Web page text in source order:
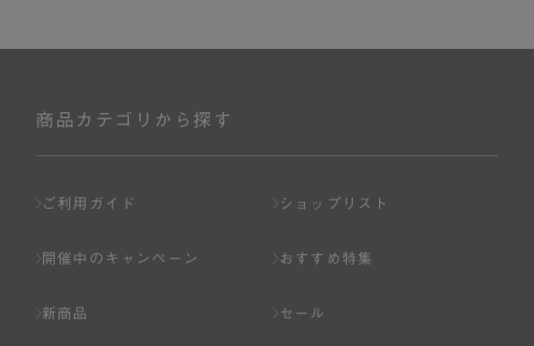
商品カテゴリから探す
ご利用ガイド ショップリスト
開催中のキャンペーン おすすめ特集
新商品 セール